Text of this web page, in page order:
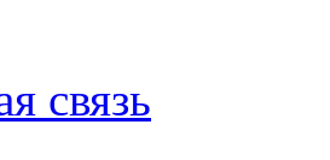
связь